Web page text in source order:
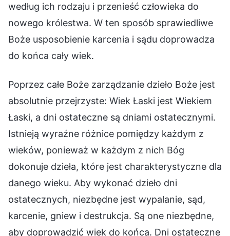
według ich rodzaju i przenieść człowieka do
nowego królestwa. W ten sposób sprawiedliwe
Boże usposobienie karcenia i sądu doprowadza
do końca cały wiek.
Poprzez całe Boże zarządzanie dzieło Boże jest
absolutnie przejrzyste: Wiek Łaski jest Wiekiem
Łaski, a dni ostateczne są dniami ostatecznymi.
Istnieją wyraźne różnice pomiędzy każdym z
wieków, ponieważ w każdym z nich Bóg
dokonuje dzieła, które jest charakterystyczne dla
danego wieku. Aby wykonać dzieło dni
ostatecznych, niezbędne jest wypalanie, sąd,
karcenie, gniew i destrukcja. Są one niezbędne,
aby doprowadzić wiek do końca. Dni ostateczne